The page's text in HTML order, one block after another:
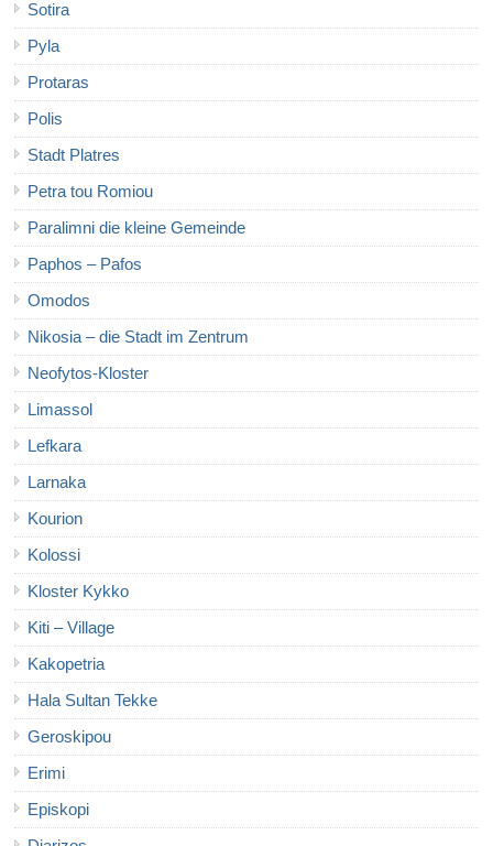
Sotira
Pyla
Protaras
Polis
Stadt Platres
Petra tou Romiou
Paralimni die kleine Gemeinde
Paphos – Pafos
Omodos
Nikosia – die Stadt im Zentrum
Neofytos-Kloster
Limassol
Lefkara
Larnaka
Kourion
Kolossi
Kloster Kykko
Kiti – Village
Kakopetria
Hala Sultan Tekke
Geroskipou
Erimi
Episkopi